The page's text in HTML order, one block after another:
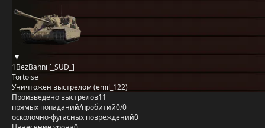
1BezBahni [_SUD_]
Tortoise
Уничтожен выстрелом (emil_122)
Произведено выстрелов11
прямых попаданий/пробитий0/0
осколочно-фугасных повреждений0